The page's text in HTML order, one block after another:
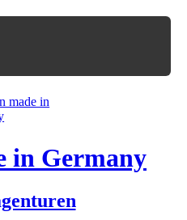
in Germany